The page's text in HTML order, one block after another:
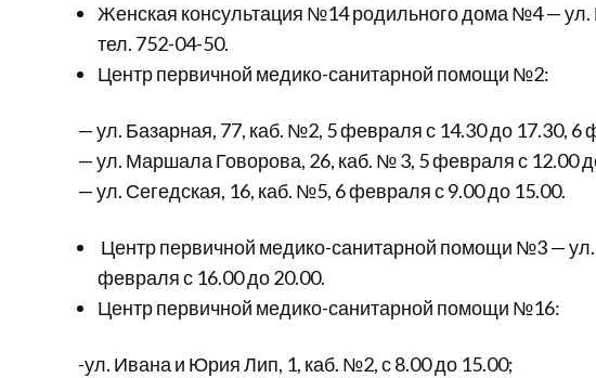
Женская консультация №14 родильного дома №4 — ул.
тел. 752-04-50.
Центр первичной медико-санитарной помощи №2:
— ул. Базарная, 77, каб. №2, 5 февраля с 14.30 до 17.30, 6
— ул. Маршала Говорова, 26, каб. № 3, 5 февраля с 12.00
— ул. Сегедская, 16, каб. №5, 6 февраля с 9.00 до 15.00.
Центр первичной медико-санитарной помощи №3 —
февраля с 16.00 до 20.00.
Центр первичной медико-санитарной помощи №16:
-ул. Ивана и Юрия Лип, 1, каб. №2, с 8.00 до 15.00;